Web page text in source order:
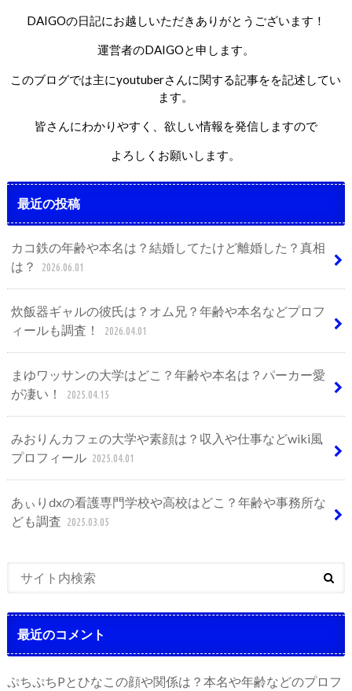
DAIGOの日記にお越しいただきありがとうございます！
運営者のDAIGOと申します。
このブログでは主にyoutuberさんに関する記事をを記述してい
ます。
皆さんにわかりやすく、欲しい情報を発信しますので
よろしくお願いします。
最近の投稿
カコ鉄の年齢や本名は？結婚してたけど離婚した？真相
は？
2026.06.01
炊飯器ギャルの彼氏は？オム兄？年齢や本名などプロフ
ィールも調査！
2026.04.01
まゆワッサンの大学はどこ？年齢や本名は？パーカー愛
が凄い！
2025.04.15
みおりんカフェの大学や素顔は？収入や仕事などwiki風
プロフィール 2025.04.01
あぃりdxの看護専門学校や高校はどこ？年齢や事務所な
ども調査 2025.03.05
最近のコメント
ぷちぷちPとひなこの顔や関係は？本名や年齢などのプロフ